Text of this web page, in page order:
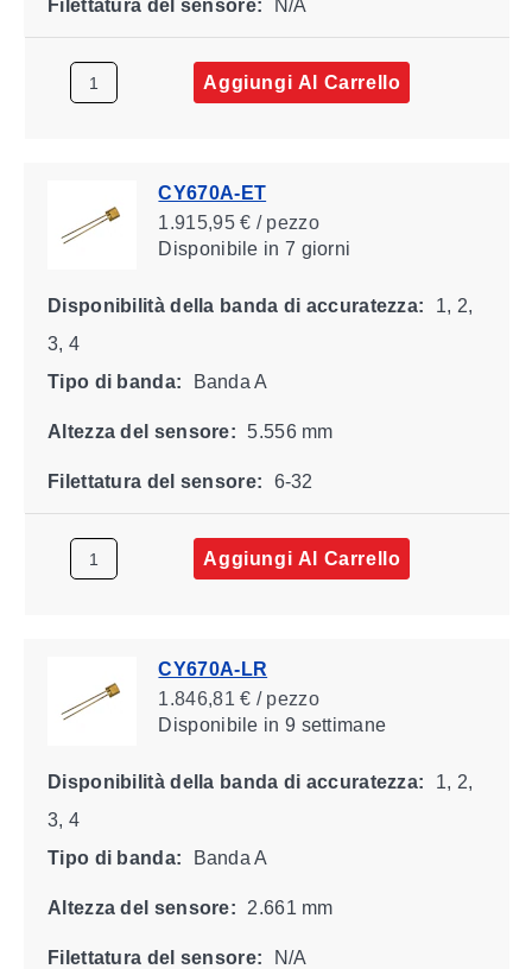
Filettatura del sensore: N/A
Aggiungi Al Carrello
CY670A-ET
1.915,95 € / pezzo
Disponibile in 7 giorni
Disponibilità della banda di accuratezza:
1, 2,
3, 4
Tipo di banda:
Banda A
Altezza del sensore: 5.556 mm
Filettatura del sensore: 6-32
Aggiungi Al Carrello
CY670A-LR
1.846,81 € / pezzo
Disponibile in 9 settimane
Disponibilità della banda di accuratezza:
1, 2,
3, 4
Tipo di banda:
Banda A
Altezza del sensore: 2.661 mm
Filettatura del sensore: N/A